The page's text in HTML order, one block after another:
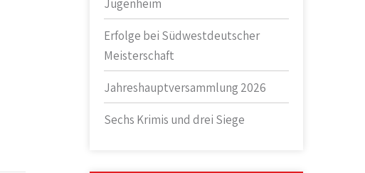
Jugenheim
Erfolge bei Südwestdeutscher
Meisterschaft
Jahreshauptversammlung 2026
Sechs Krimis und drei Siege